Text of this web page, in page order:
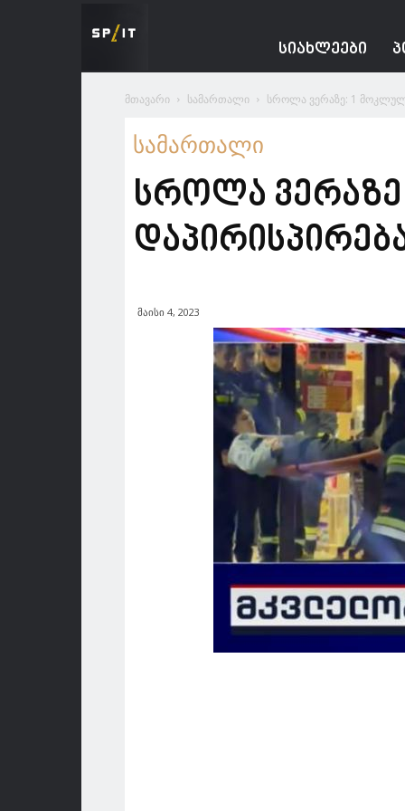
ᲡᲘᲐᲮᲚᲔᲔᲑᲘ
მთავარი სამართალი სროლა ვერაზე: 1
სამართალი
სროლა
მაისი 4, 2023